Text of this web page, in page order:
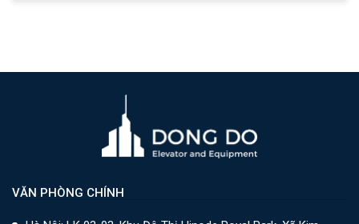
VĂN PHÒNG CHÍNH